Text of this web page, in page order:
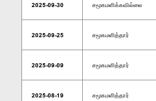
2025-09-30 சமூகமளிக்கவில்லை
2025-09-25 சமூகமளித்தார்
2025-09-09 சமூகமளித்தார்
2025-08-19 சமூகமளித்தார்